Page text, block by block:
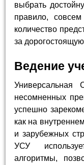
выбрать
правило,
количество
за
Ведение
Универсальная
несомненных
успешно
как на
и зарубежных
УСУ
алгоритмы,